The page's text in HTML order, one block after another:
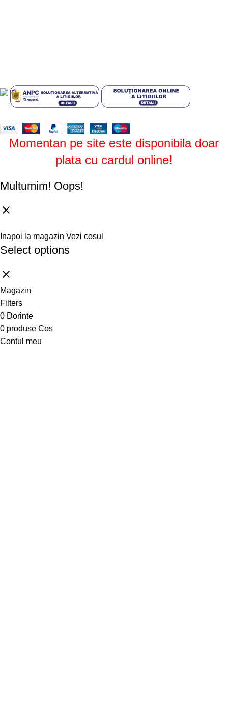
Momentan pe site este disponibila doar
plata cu cardul online!
Multumim! Oops!
Inapoi la magazin Vezi cosul
Select options
Magazin
Filters
0 Dorinte
0 produse Cos
Contul meu